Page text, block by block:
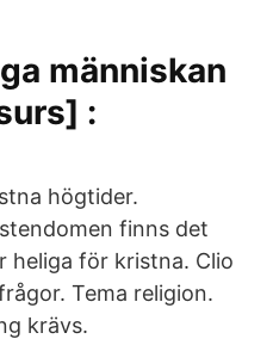
människan
:
högtider.
finns det
heliga för kristna. Clio
Tema religion.
krävs.